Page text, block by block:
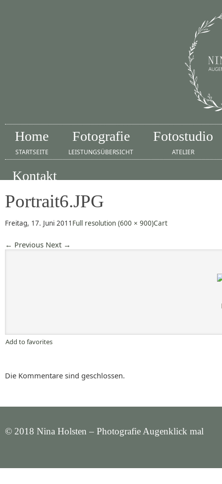
Home
STARTSEITE
Fotografie
LEISTUNGSÜBERSICHT
Fotostudio
ATELIER
Kontakt
Portrait6.JPG
Freitag, 17. Juni 2011 Full resolution (600 × 900)Cart
← Previous Next →
Add to favorites
Die Kommentare sind geschlossen.
© 2018 Nina Holsten – Photografie Augenklick mal